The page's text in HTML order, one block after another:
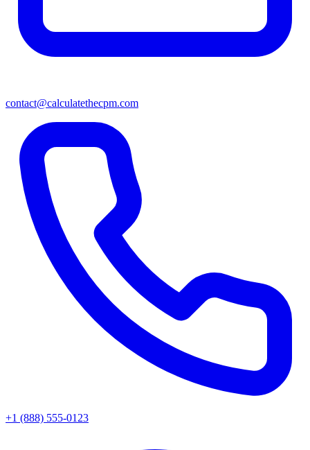
contact@calculatethecpm.com
+1 (888) 555-0123